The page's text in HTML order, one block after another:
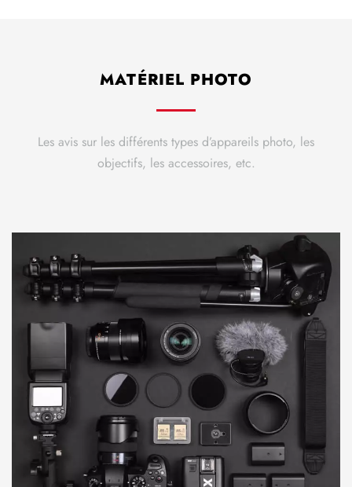
MATÉRIEL PHOTO
Les avis sur les différents types d’appareils photo, les
objectifs, les accessoires, etc.